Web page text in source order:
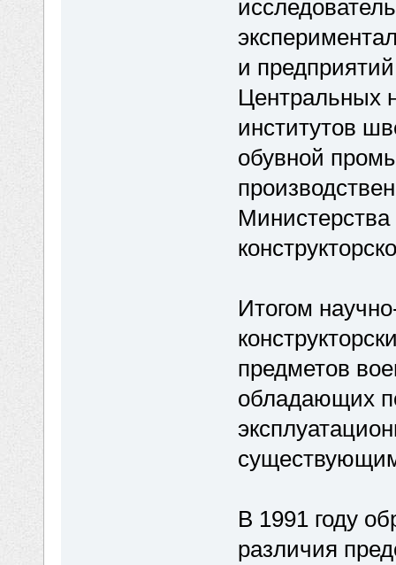
и
Центральных
институтов
обувной
Итогом
предметов
обладающих
В 1991 году
различия